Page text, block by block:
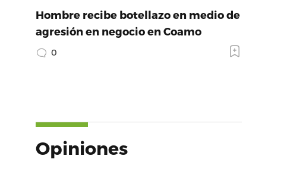
Hombre recibe botellazo en medio de
agresión en negocio en Coamo
0
Opiniones